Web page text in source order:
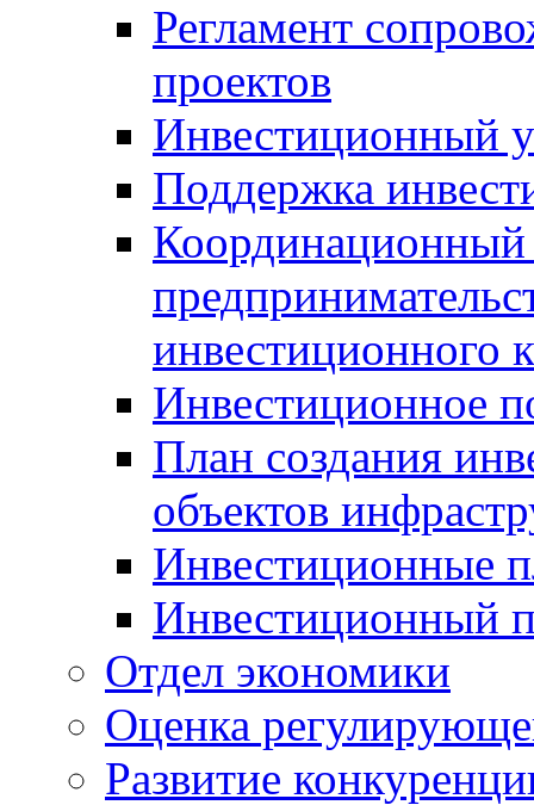
Регламент
проектов
Инвестиционный
Поддержка
Координационный
инвестиционного
Инвестиционное
План создания
объектов
Инвестиционные
Инвестиционный
Отдел экономики
Оценка
Развитие